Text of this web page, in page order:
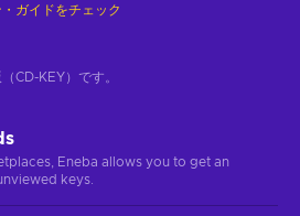
ガイドをチェック
CD-KEY）です。
Eneba allows you to get an
keys.